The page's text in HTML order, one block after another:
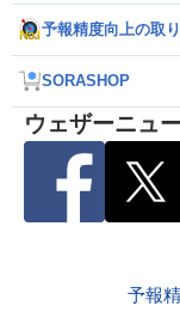
予報精度向上の取
SORASHOP
ウェザーニュ
予報